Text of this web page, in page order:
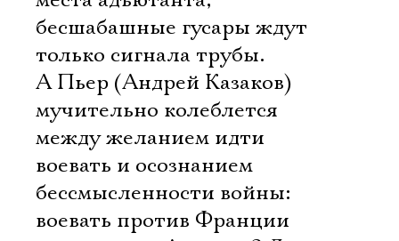
бесшабашные гусары ждут
только сигнала трубы.
А Пьер (Андрей Казаков)
мучительно колеблется
между желанием идти
воевать и осознанием
бессмысленности войны:
воевать против Франции